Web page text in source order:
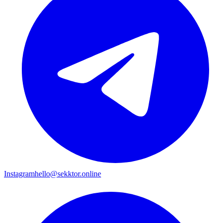
Instagramhello@sekktor.online